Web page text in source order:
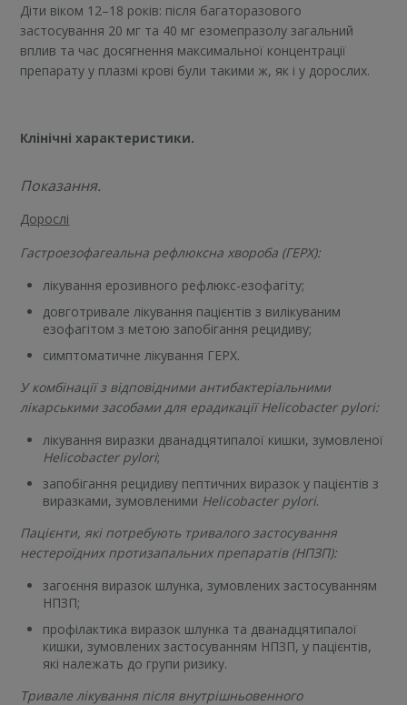
Діти віком 12–18 років: після багаторазового
застосування 20 мг та 40 мг езомепразолу загальний
вплив та час досягнення максимальної концентрації
препарату у плазмі крові були такими ж, як і у дорослих.
Клінічні характеристики.
Показання.
Дорослі
Гастроезофагеальна рефлюксна хвороба (ГЕРХ):
лікування ерозивного рефлюкс-езофагіту;
довготривале лікування пацієнтів з вилікуваним
езофагітом з метою запобігання рецидиву;
симптоматичне лікування ГЕРХ.
У комбінації з відповідними антибактеріальними
лікарськими засобами для ерадикації Helicobacter pylori:
лікування виразки дванадцятипалої кишки, зумовленої
Helicobacter pylori;
запобігання рецидиву пептичних виразок у пацієнтів з
виразками, зумовленими Helicobacter pylori.
Пацієнти, які потребують тривалого застосування
нестероїдних протизапальних препаратів (НПЗП):
загоєння виразок шлунка, зумовлених застосуванням
НПЗП;
профілактика виразок шлунка та дванадцятипалої
кишки, зумовлених застосуванням НПЗП, у пацієнтів,
які належать до групи ризику.
Тривале лікування після внутрішньовенного